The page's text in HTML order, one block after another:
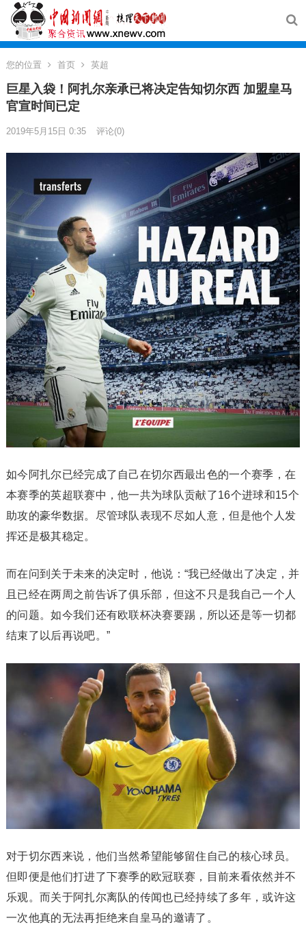
您的位置 首页 英超
巨星入袋！阿扎尔亲承已将决定告知切尔西 加盟皇马
官宣时间已定
2019年5月15日 0:35 评论(0)
如今阿扎尔已经完成了自己在切尔西最出色的一个赛季，在
本赛季的英超联赛中，他一共为球队贡献了16个进球和15个
助攻的豪华数据。尽管球队表现不尽如人意，但是他个人发
挥还是极其稳定。
而在问到关于未来的决定时，他说：“我已经做出了决定，并
且已经在两周之前告诉了俱乐部，但这不只是我自己一个人
的问题。如今我们还有欧联杯决赛要踢，所以还是等一切都
结束了以后再说吧。”
对于切尔西来说，他们当然希望能够留住自己的核心球员。
但即便是他们打进了下赛季的欧冠联赛，目前来看依然并不
乐观。而关于阿扎尔离队的传闻也已经持续了多年，或许这
一次他真的无法再拒绝来自皇马的邀请了。